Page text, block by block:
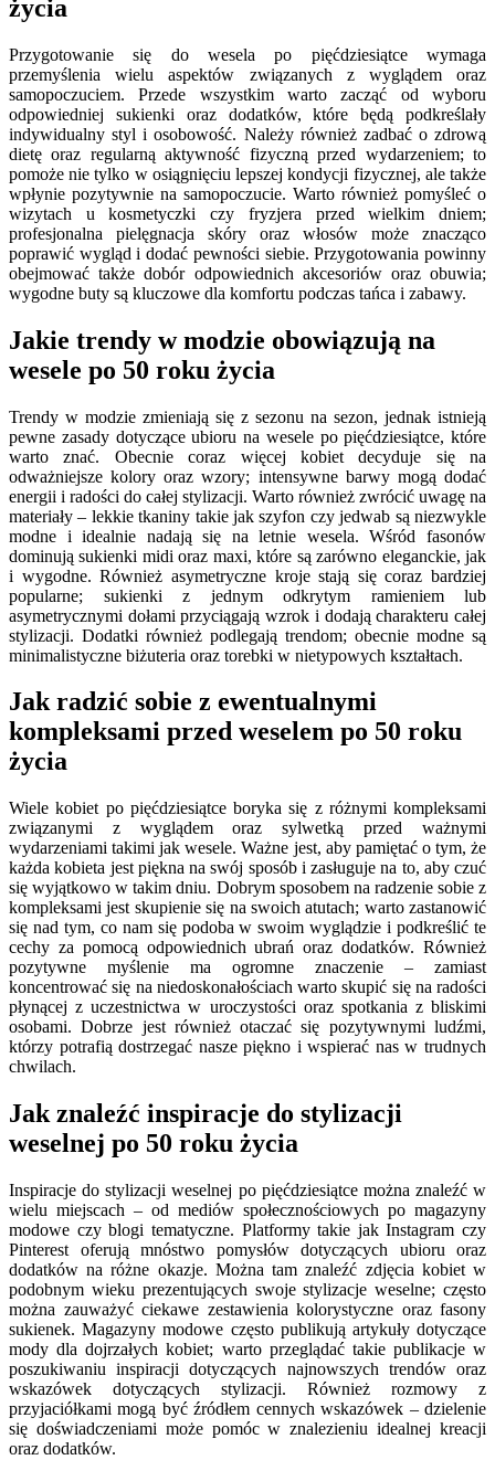
życia
Przygotowanie się do wesela po pięćdziesiątce wymaga
przemyślenia wielu aspektów związanych z wyglądem oraz
samopoczuciem. Przede wszystkim warto zacząć od wyboru
odpowiedniej sukienki oraz dodatków, które będą podkreślały
indywidualny styl i osobowość. Należy również zadbać o zdrową
dietę oraz regularną aktywność fizyczną przed wydarzeniem; to
pomoże nie tylko w osiągnięciu lepszej kondycji fizycznej, ale także
wpłynie pozytywnie na samopoczucie. Warto również pomyśleć o
wizytach u kosmetyczki czy fryzjera przed wielkim dniem;
profesjonalna pielęgnacja skóry oraz włosów może znacząco
poprawić wygląd i dodać pewności siebie. Przygotowania powinny
obejmować także dobór odpowiednich akcesoriów oraz obuwia;
wygodne buty są kluczowe dla komfortu podczas tańca i zabawy.
Jakie trendy w modzie obowiązują na
wesele po 50 roku życia
Trendy w modzie zmieniają się z sezonu na sezon, jednak istnieją
pewne zasady dotyczące ubioru na wesele po pięćdziesiątce, które
warto znać. Obecnie coraz więcej kobiet decyduje się na
odważniejsze kolory oraz wzory; intensywne barwy mogą dodać
energii i radości do całej stylizacji. Warto również zwrócić uwagę na
materiały – lekkie tkaniny takie jak szyfon czy jedwab są niezwykle
modne i idealnie nadają się na letnie wesela. Wśród fasonów
dominują sukienki midi oraz maxi, które są zarówno eleganckie, jak
i wygodne. Również asymetryczne kroje stają się coraz bardziej
popularne; sukienki z jednym odkrytym ramieniem lub
asymetrycznymi dołami przyciągają wzrok i dodają charakteru całej
stylizacji. Dodatki również podlegają trendom; obecnie modne są
minimalistyczne biżuteria oraz torebki w nietypowych kształtach.
Jak radzić sobie z ewentualnymi
kompleksami przed weselem po 50 roku
życia
Wiele kobiet po pięćdziesiątce boryka się z różnymi kompleksami
związanymi z wyglądem oraz sylwetką przed ważnymi
wydarzeniami takimi jak wesele. Ważne jest, aby pamiętać o tym, że
każda kobieta jest piękna na swój sposób i zasługuje na to, aby czuć
się wyjątkowo w takim dniu. Dobrym sposobem na radzenie sobie z
kompleksami jest skupienie się na swoich atutach; warto zastanowić
się nad tym, co nam się podoba w swoim wyglądzie i podkreślić te
cechy za pomocą odpowiednich ubrań oraz dodatków. Również
pozytywne myślenie ma ogromne znaczenie – zamiast
koncentrować się na niedoskonałościach warto skupić się na radości
płynącej z uczestnictwa w uroczystości oraz spotkania z bliskimi
osobami. Dobrze jest również otaczać się pozytywnymi ludźmi,
którzy potrafią dostrzegać nasze piękno i wspierać nas w trudnych
chwilach.
Jak znaleźć inspiracje do stylizacji
weselnej po 50 roku życia
Inspiracje do stylizacji weselnej po pięćdziesiątce można znaleźć w
wielu miejscach – od mediów społecznościowych po magazyny
modowe czy blogi tematyczne. Platformy takie jak Instagram czy
Pinterest oferują mnóstwo pomysłów dotyczących ubioru oraz
dodatków na różne okazje. Można tam znaleźć zdjęcia kobiet w
podobnym wieku prezentujących swoje stylizacje weselne; często
można zauważyć ciekawe zestawienia kolorystyczne oraz fasony
sukienek. Magazyny modowe często publikują artykuły dotyczące
mody dla dojrzałych kobiet; warto przeglądać takie publikacje w
poszukiwaniu inspiracji dotyczących najnowszych trendów oraz
wskazówek dotyczących stylizacji. Również rozmowy z
przyjaciółkami mogą być źródłem cennych wskazówek – dzielenie
się doświadczeniami może pomóc w znalezieniu idealnej kreacji
oraz dodatków.